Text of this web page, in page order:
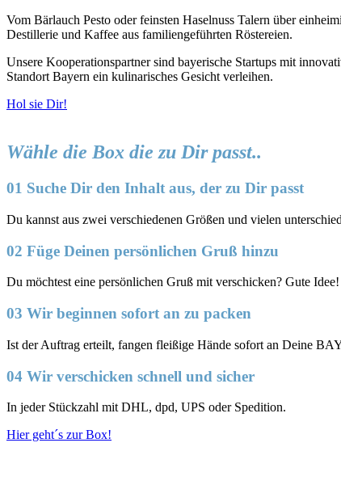
Vom Bärlauch Pesto oder feinsten Haselnuss Talern über
Destillerie und Kaffee aus familiengeführten Röstereien.
Unsere Kooperationspartner sind bayerische Startups mit
Standort Bayern ein kulinarisches Gesicht verleihen.
Hol sie Dir!
Wähle die Box die zu Dir passt..
01 Suche Dir den Inhalt aus, der zu Dir passt
Du kannst aus zwei verschiedenen Größen und vielen
02 Füge Deinen persönlichen Gruß hinzu
Du möchtest eine persönlichen Gruß mit verschicken? Gute
03 Wir beginnen sofort an zu packen
Ist der Auftrag erteilt, fangen fleißige Hände sofort an Deine
04 Wir verschicken schnell und sicher
In jeder Stückzahl mit DHL, dpd, UPS oder Spedition.
Hier geht´s zur Box!